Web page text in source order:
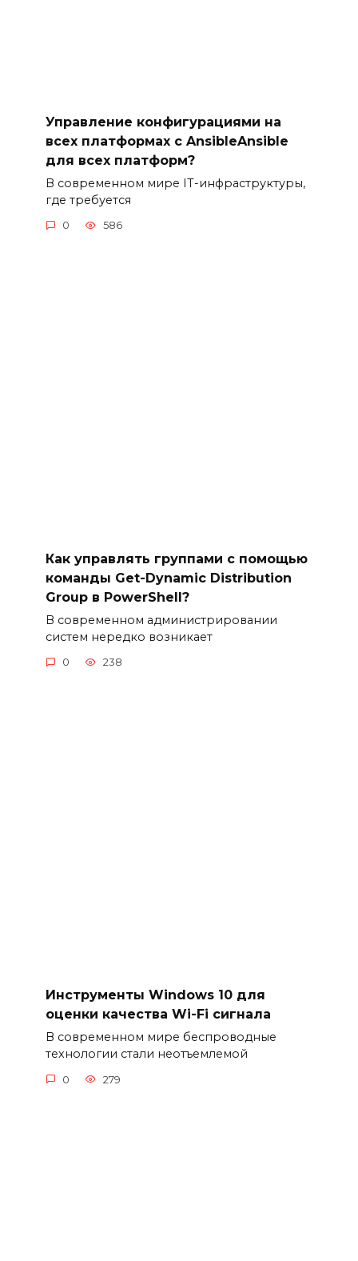
Управление конфигурациями на
всех платформах с AnsibleAnsible
для всех платформ?
В современном мире IT-инфраструктуры,
где требуется
0 586
Как управлять группами с помощью
команды Get-Dynamic Distribution
Group в PowerShell?
В современном администрировании
систем нередко возникает
0 238
Инструменты Windows 10 для
оценки качества Wi-Fi сигнала
В современном мире беспроводные
технологии стали неотъемлемой
0 279